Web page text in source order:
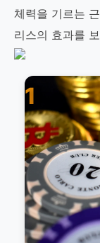
체력을 기르는
리스의 효과를
1